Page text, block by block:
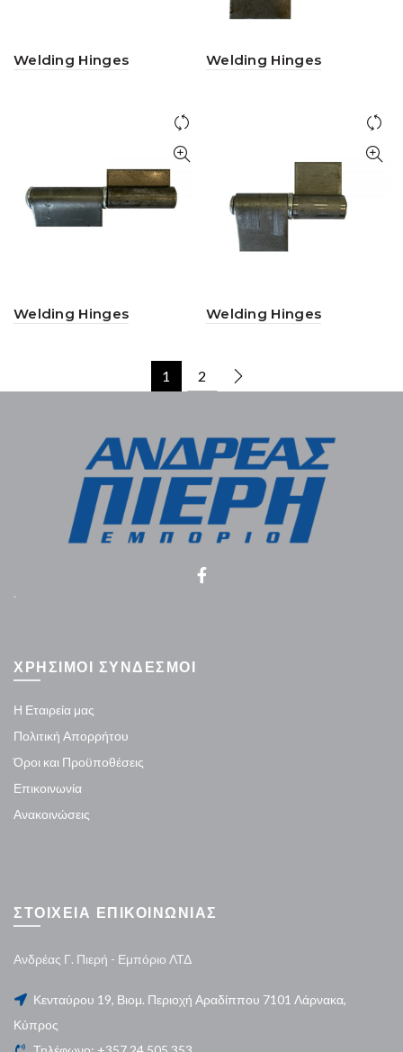
Welding Hinges Welding Hinges
Welding Hinges Welding Hinges
1 2
.
ΧΡΗΣΙΜΟΙ ΣΥΝΔΕΣΜΟΙ
Η Εταιρεία μας
Πολιτική Απορρήτου
Όροι και Προϋποθέσεις
Επικοινωνία
Ανακοινώσεις
ΣΤΟΙΧΕΙΑ ΕΠΙΚΟΙΝΩΝΙΑΣ
Ανδρέας Γ. Πιερή - Εμπόριο ΛΤΔ
Κενταύρου 19, Βιομ. Περιοχή Αραδίππου 7101 Λάρνακα,
Κύπρος